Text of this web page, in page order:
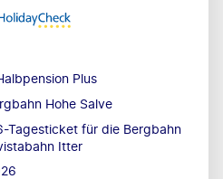
Plus
Hohe Salve
Tagesticket für die Bergbahn
Itter